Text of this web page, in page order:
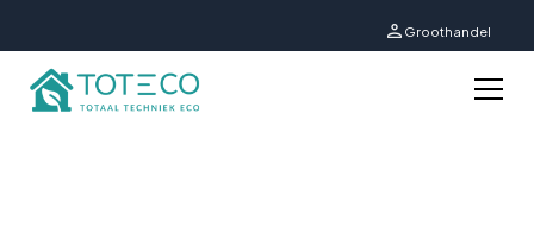
Groothandel